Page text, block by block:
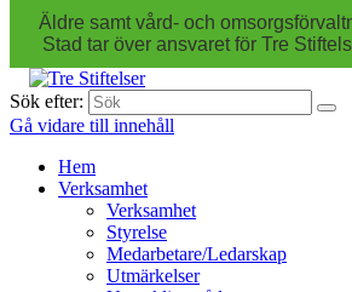
Äldre samt vård- och
Stad tar över ansvaret för Tre
Sök efter:
Gå vidare till innehåll
Hem
Verksamhet
Verksamhet
Styrelse
Medarbetare/Ledarskap
Utmärkelser